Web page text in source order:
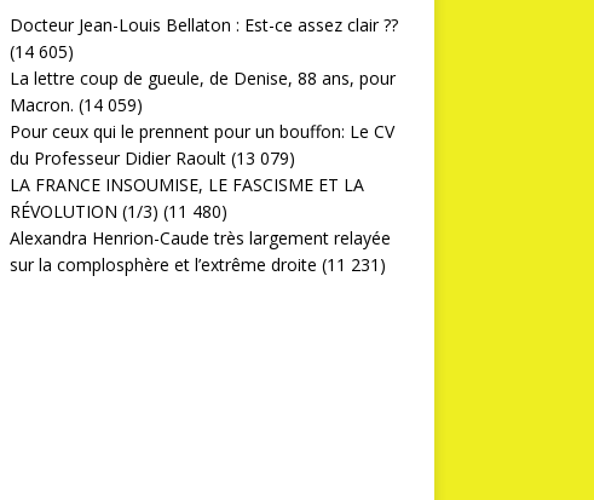
Docteur Jean-Louis Bellaton : Est-ce assez clair ??
(14 605)
La lettre coup de gueule, de Denise, 88 ans, pour
Macron. (14 059)
Pour ceux qui le prennent pour un bouffon: Le CV
du Professeur Didier Raoult (13 079)
LA FRANCE INSOUMISE, LE FASCISME ET LA
RÉVOLUTION (1/3) (11 480)
Alexandra Henrion-Caude très largement relayée
sur la complosphère et l’extrême droite (11 231)